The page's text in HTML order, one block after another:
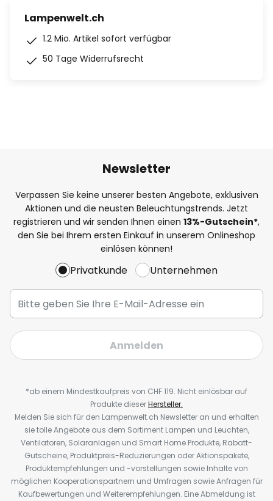
Lampenwelt.ch
1.2 Mio. Artikel sofort verfügbar
50 Tage Widerrufsrecht
Newsletter
Verpassen Sie keine unserer besten Angebote, exklusiven
Aktionen und die neusten Beleuchtungstrends. Jetzt
registrieren und wir senden Ihnen einen 13%-Gutschein*,
den Sie bei Ihrem ersten Einkauf in unserem Onlineshop
einlösen können!
Privatkunde Unternehmen
Anmelden
*ab einem Mindestkaufpreis von CHF 119. Nicht einlösbar auf
Produkte dieserHersteller.
Melden Sie sich für den Lampenwelt.ch Newsletter an und erhalten
sie tolle Angebote aus dem Sortiment Lampen und Leuchten,
Ventilatoren, Solaranlagen und Smart Home Produkte, Rabatt-
Gutscheine, Produktpreis-Reduzierungen oder Aktionspakete,
Produktempfehlungen und -vorstellungen sowie Inhalte von
möglichen Kooperationspartnern und Umfragen sowie Anfragen für
Kaufbewertungen und Weiterempfehlungen. Eine Abmeldung ist